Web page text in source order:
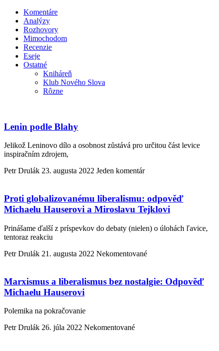
Komentáre
Analýzy
Rozhovory
Mimochodom
Recenzie
Eseje
Ostatné
Kniháreň
Klub Nového Slova
Rôzne
Lenin podle Blahy
Jelikož Leninovo dílo a osobnost zůstává pro určitou část levice
inspiračním zdrojem,
Petr Drulák 23. augusta 2022 Jeden komentár
Proti globalizovanému liberalismu: odpověď
Michaelu Hauserovi a Miroslavu Tejklovi
Prinášame ďalší z príspevkov do debaty (nielen) o úlohách ľavice,
tentoraz reakciu
Petr Drulák 21. augusta 2022 Nekomentované
Marxismus a liberalismus bez nostalgie: Odpověď
Michaelu Hauserovi
Polemika na pokračovanie
Petr Drulák 26. júla 2022 Nekomentované